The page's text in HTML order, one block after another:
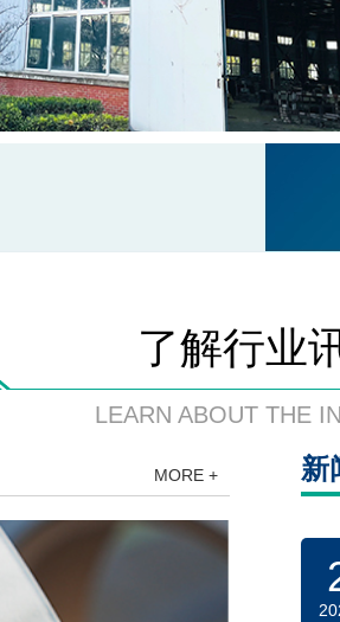
了解行业
LEARN ABOUT THE
MORE + 新